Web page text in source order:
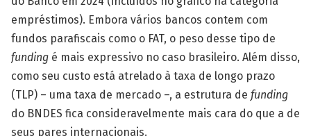
empréstimos). Embora vários bancos contem com
fundos parafiscais como o FAT, o peso desse tipo de
funding é mais expressivo no caso brasileiro. Além disso,
como seu custo está atrelado à taxa de longo prazo
(TLP) – uma taxa de mercado –, a estrutura de funding
do BNDES fica consideravelmente mais cara do que a de
seus pares internacionais.